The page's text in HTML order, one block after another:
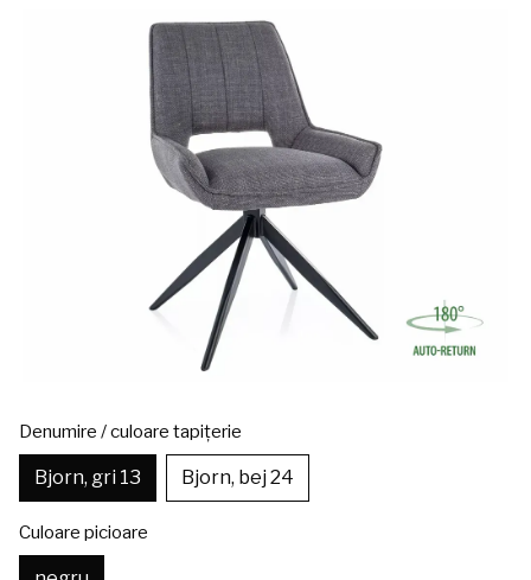
Denumire / culoare tapițerie
Bjorn, gri 13 Bjorn, bej 24
Culoare picioare